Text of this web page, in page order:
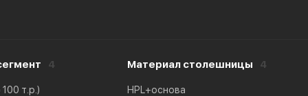
4
т.р.)
Материал столешницы 4
HPL+основа